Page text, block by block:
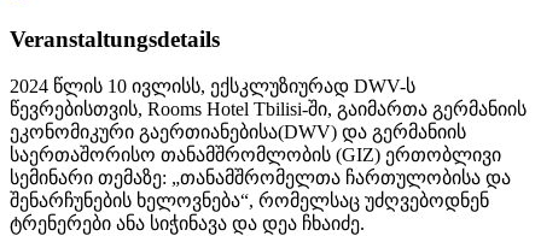
Veranstaltungsdetails
2024 წლის 10 ივლისს, ექსკლუზიურად DWV-ს
წევრებისთვის, Rooms Hotel Tbilisi-ში, გაიმართა გერმანიის
ეკონომიკური გაერთიანებისა(DWV) და გერმანიის
საერთაშორისო თანამშრომლობის (GIZ) ერთობლივი
სემინარი თემაზე: „თანამშრომელთა ჩართულობისა და
შენარჩუნების ხელოვნება“, რომელსაც უძღვებოდნენ
ტრენერები ანა სიჭინავა და დეა ჩხაიძე.